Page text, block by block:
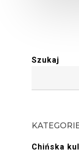
Szukaj
Chińska